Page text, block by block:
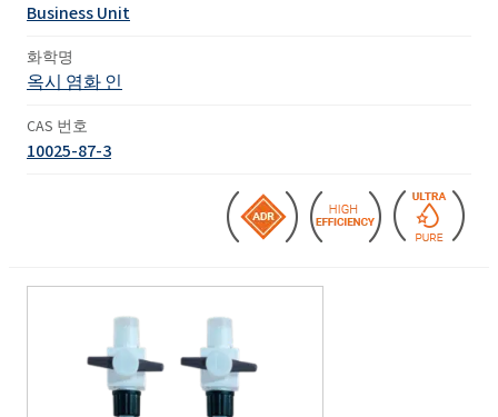
Business Unit
화학명
옥시 염화 인
CAS 번호
10025-87-3